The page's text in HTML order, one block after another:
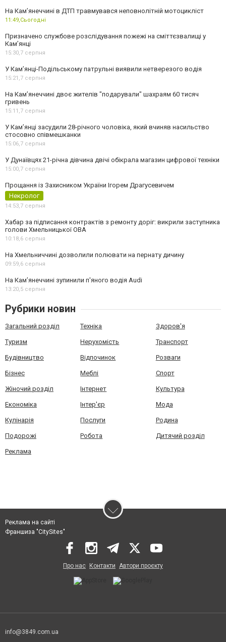
На Кам’янеччині в ДТП травмувався неповнолітній мотоцикліст
11:49,Сьогодні
Призначено службове розслідування пожежі на сміттєзвалищі у
Кам’янці
15:30,7 серпня
У Кам’янці-Подільському патрульні виявили нетверезого водія
15:21,7 серпня
На Камʼянеччині двоє жителів "подарували" шахраям 60 тисяч
гривень
15:11,7 серпня
У Камʼянці засудили 28-річного чоловіка, який вчиняв насильство
стосовно співмешканки
15:06,7 серпня
У Дунаївцях 21-річна дівчина двічі обікрала магазин цифрової техніки
15:00,7 серпня
Прощання із Захисником України Ігорем Драгусевичем
Некролог
14:53,7 серпня
Хабар за підписання контрактів з ремонту доріг: викрили заступника
голови Хмельницької ОВА
10:18,6 серпня
На Хмельниччині дозволили полювати на пернату дичину
09:59,6 серпня
На Камʼянеччині зупинили п'яного водія Audi
13:20,5 серпня
Рубрики новин
Загальний розділ Техніка Здоров'я
Туризм Нерухомість Транспорт
Будівництво Відпочинок Розваги
Бізнес Меблі Спорт
Жіночий розділ Інтернет Культура
Економіка Інтер'єр Мода
Кулінарія Послуги Родина
Подорожі Робота Дитячий розділ
Реклама
Реклама на сайті
Франшиза "CitySites"
Про нас Контакти Автори проєкту
info@3849.com.ua